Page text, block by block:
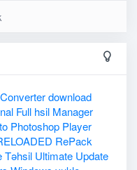
Converterdownload
Full hsil Manager
Photoshop Player
RePack
Təhsil Ultimate Update